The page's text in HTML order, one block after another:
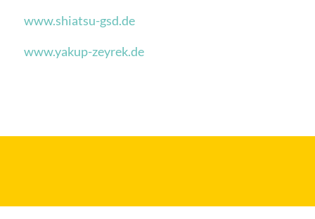
www.shiatsu-gsd.de
www.yakup-zeyrek.de